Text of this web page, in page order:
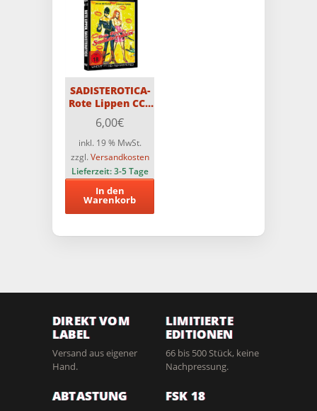
SADISTEROTICA-
Rote Lippen CCC
DVD
6,00€
inkl. 19 % MwSt.
zzgl. Versandkosten
Lieferzeit:3-5 Tage
In den
Warenkorb
DIREKT VOM
LABEL
Versand aus eigener
Hand.
LIMITIERTE
EDITIONEN
66 bis 500 Stück, keine
Nachpressung.
ABTASTUNG FSK 18